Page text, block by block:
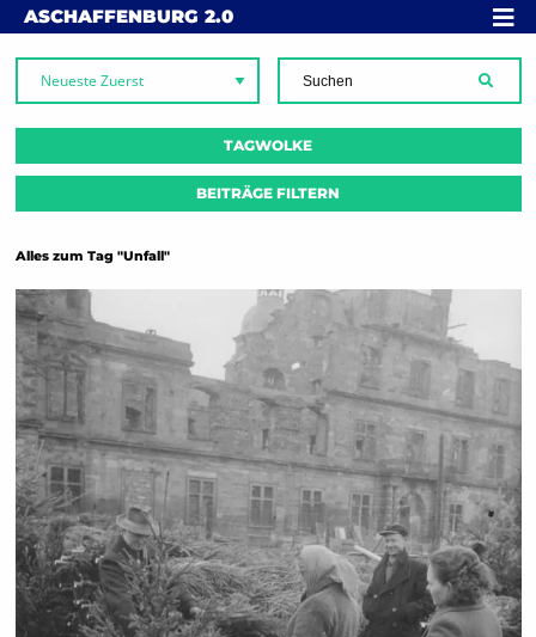
Skip to content
ASCHAFFENBURG 2.0 MENÜ
TAGWOLKE
BEITRÄGE FILTERN
Alles zum Tag "Unfall"